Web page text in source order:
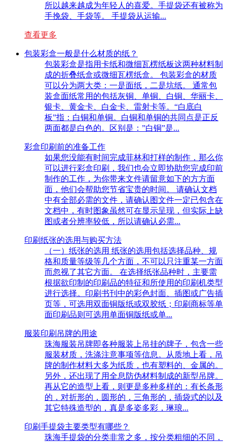
所以越来越成为年轻人的喜爱。手提袋还有被称为
手挽袋、手袋等。 手提袋从运输...
查看更多
包装彩盒一般是什么材质的纸？
包装彩盒是指用卡纸和微细瓦楞纸板这两种材料制
成的折叠纸盒或微细瓦楞纸盒。 包装彩盒的材质
可以分为两大类：一是面纸，二是坑纸。 通常包
装盒面纸常用的包括灰铜、单铜、白铜、华丽卡、
银卡、黄金卡、白金卡、雷射卡等。“白底白
板”指：白铜和单铜。白铜和单铜的共同点是正反
两面都是白色的。区别是：”白铜”是...
彩盒印刷前的准备工作
如果您没能有时间完成菲林和打样的制作，那么你
可以进行彩盒印刷，我们也会立即协助您完成印前
制作的工作，为你带来文件请留意如下的方方面
面，他们会帮助您节省宝贵的时间。 请确认文档
中有全部必需的文件，请确认图文件一定已包含在
文档中，有时图象虽然可在显示呈现，但实际上缺
图或者分辨率较低，所以请确认必需...
印刷纸张的选用与购买方法
（一）纸张的选用 纸张的选用包括选择品种、规
格和质量等级等几个方面，不可以只注重某一方面
而忽视了其它方面。 在选择纸张品种时，主要需
根据欲印制的印刷品的特征和所使用的印刷机类型
进行选择。印刷书刊中的彩色封面、插图或广告插
页等，可选用双面铜版纸或双胶纸；印刷商标等单
面印刷品则可选用单面铜版纸或单...
服装印刷吊牌的用途
珠海服装吊牌即各种服装上吊挂的牌子，包含一些
服装材质，洗涤注意事项等信息。从质地上看，吊
牌的制作材料大多为纸质，也有塑料的、金属的。
另外，还出现了用全息防伪材料制成的新型吊牌。
再从它的造型上看，则更是多种多样的：有长条形
的，对折形的，圆形的，三角形的，插袋式的以及
其它特殊造型的，真是多姿多彩，琳琅...
印刷手提袋主要类型有哪些？
珠海手提袋的分类非常之多，按分类粗细的不同，